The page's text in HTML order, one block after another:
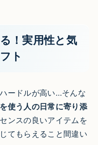
！実用性と気
ト
ードルが高い…そんな
使う人の日常に寄り添
ンスの良いアイテムを
てもらえること間違い